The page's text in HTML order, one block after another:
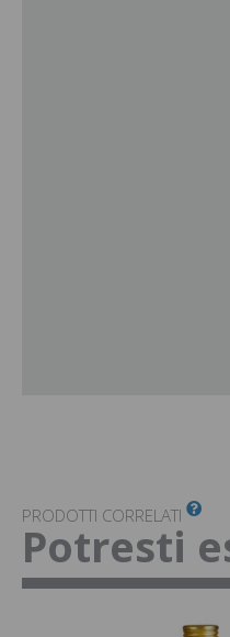
PRODOTTI CORRELATI
Potresti